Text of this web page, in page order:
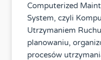
Computerized
System, czyli
Utrzymaniem
planowaniu,
procesów